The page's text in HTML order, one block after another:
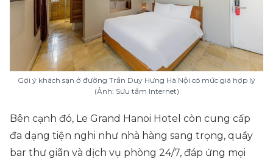
Gợi ý khách sạn ở đường Trần Duy Hưng Hà Nội có mức giá hợp lý
(Ảnh: Sưu tầm Internet)
Bên cạnh đó, Le Grand Hanoi Hotel còn cung cấp
đa dạng tiện nghi như nhà hàng sang trọng, quầy
bar thư giãn và dịch vụ phòng 24/7, đáp ứng mọi